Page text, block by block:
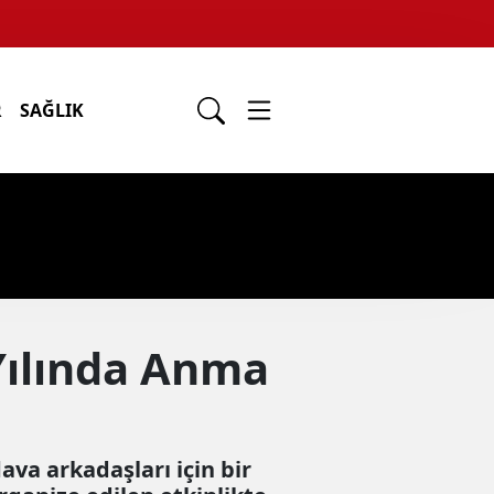
SAĞLIK
Anma
arkadaşları için bir